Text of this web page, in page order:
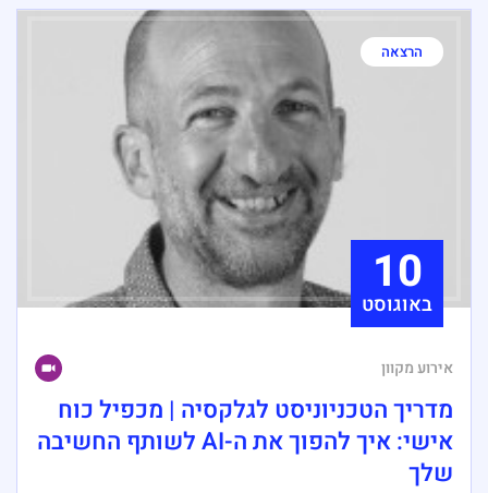
הרצאה
10
באוגוסט
אירוע מקוון
מדריך הטכניוניסט לגלקסיה | מכפיל כוח
אישי: איך להפוך את ה-AI לשותף החשיבה
שלך